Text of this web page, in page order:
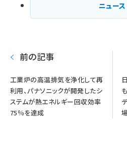
ニュース
前の記事
工業炉の高温排気を浄化して再
利用、パナソニックが開発したシ
ステムが熱エネルギー回収効率
75％を達成